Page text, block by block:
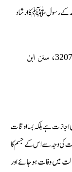
کے رسول ﷺ کا ارشاد
كَسْرُ عَظْمِ الْمَيِّتِ كَكَسْرِهِ حَيًّا (سنن أبي داود: 3207، سنن ابن
ہے بلکہ بسااوقات
کی وجہ سے اس کے جسم کا
میں وفات ہوجائے اور